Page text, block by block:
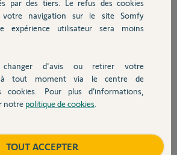
cette motorisation?
il y a plus de 4 ans
par des tiers. Le refus des cookies
votre navigation sur le site Somfy
expérience utilisateur sera moins
changer d'avis ou retirer votre
à tout moment via le centre de
cookies. Pour plus d’informations,
notre politique de cookies
TOUT ACCEPTER